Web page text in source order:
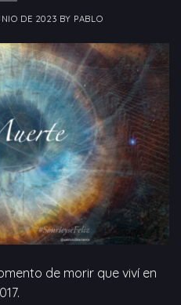
DE 2023 BY PABLO
de morir que viví en